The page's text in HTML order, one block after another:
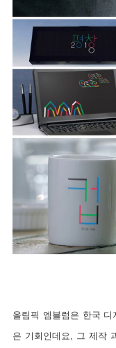
올림픽 엠블럼은 한국
은 기회인데요, 그 제작